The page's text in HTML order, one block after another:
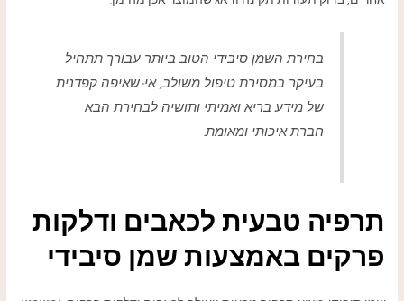
בחירת השמן סיבידי הטוב ביותר עבורך תתחיל
בעיקר במסירת טיפול משולב, אי-שאיפה קפדנית
של מידע בריא ואמיתי ותושיה לבחירת הבא
חברת איכותי ומאומת.
תרפיה טבעית לכאבים ודלקות
פרקים באמצעות שמן סיבידי